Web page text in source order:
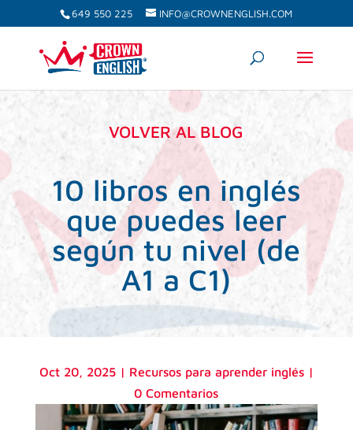
649 550 225 INFO@CROWNENGLISH.COM
VOLVER AL BLOG
10 libros en inglés
que puedes leer
según tu nivel (de
A1 a C1)
Oct 20, 2025| Recursos para aprender inglés|
0 Comentarios